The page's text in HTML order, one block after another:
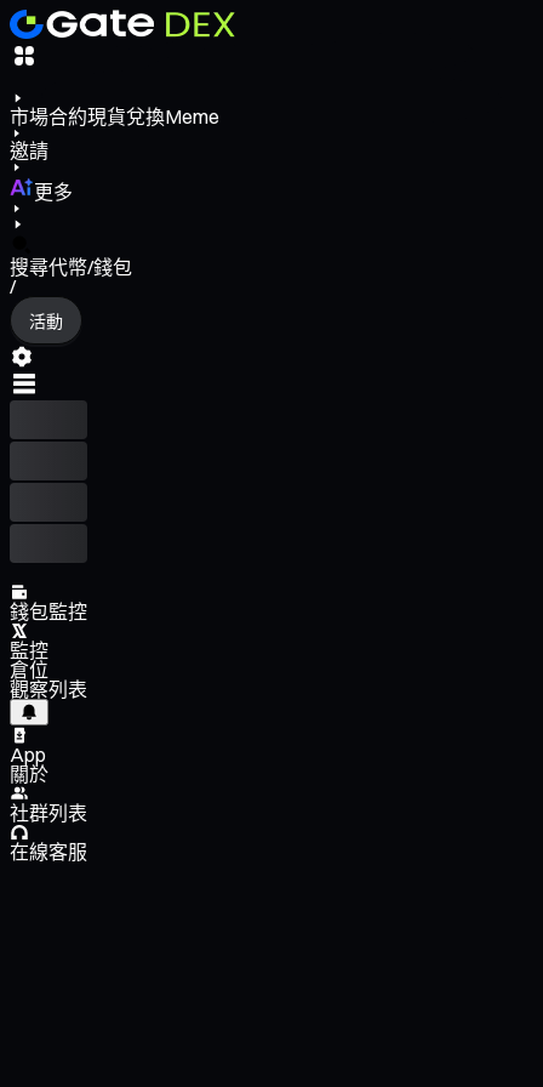
市場合約現貨兌換Meme
邀請
更多
搜尋代幣/錢包
/
活動
錢包監控
監控
倉位
觀察列表
App
關於
社群列表
在線客服